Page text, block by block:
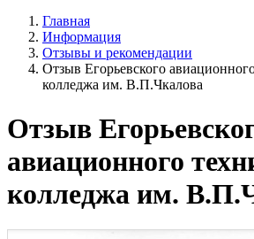
Главная
Информация
Отзывы и рекомендации
Отзыв Егорьевского
колледжа им. В.П.Чкалова
Отзыв
авиационного
колледжа им.